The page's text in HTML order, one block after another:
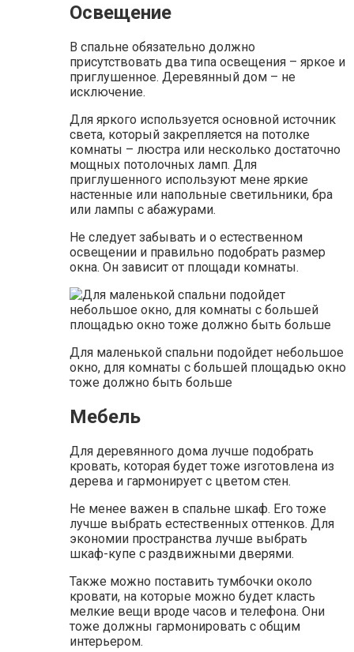
Освещение
В спальне обязательно должно
присутствовать два типа освещения – яркое и
приглушенное. Деревянный дом – не
исключение.
Для яркого используется основной источник
света, который закрепляется на потолке
комнаты – люстра или несколько достаточно
мощных потолочных ламп. Для
приглушенного используют мене яркие
настенные или напольные светильники, бра
или лампы с абажурами.
Не следует забывать и о естественном
освещении и правильно подобрать размер
окна. Он зависит от площади комнаты.
Для маленькой спальни подойдет небольшое
окно, для комнаты с большей площадью окно
тоже должно быть больше
Мебель
Для деревянного дома лучше подобрать
кровать, которая будет тоже изготовлена из
дерева и гармонирует с цветом стен.
Не менее важен в спальне шкаф. Его тоже
лучше выбрать естественных оттенков. Для
экономии пространства лучше выбрать
шкаф-купе с раздвижными дверями.
Также можно поставить тумбочки около
кровати, на которые можно будет класть
мелкие вещи вроде часов и телефона. Они
тоже должны гармонировать с общим
интерьером.